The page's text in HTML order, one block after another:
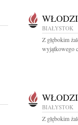
BIAŁYSTOK
Z głębokim
wyjątkowego
BIAŁYSTOK
Z głębokim